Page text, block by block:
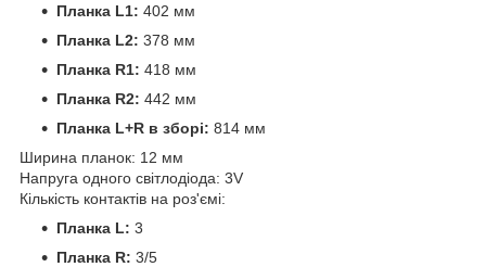
Планка L1: 402 мм
Планка L2: 378 мм
Планка R1: 418 мм
Планка R2: 442 мм
Планка L+R в зборі: 814 мм
Ширина планок: 12 мм
Напруга одного світлодіода: 3V
Кількість контактів на роз'ємі:
Планка L: 3
Планка R: 3/5